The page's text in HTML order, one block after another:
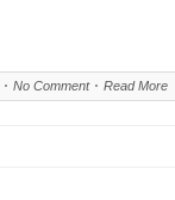
No Comment Read More